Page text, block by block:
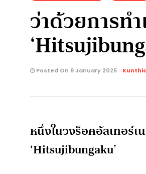
ว่าด้วยการท
Posted On 9 January 2025
หนึ่งในวงร็อคอัลเทอร์เ
‘Hitsujibungaku’